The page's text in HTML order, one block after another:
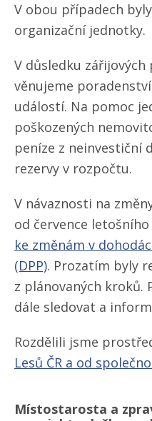
V obou případech
organizační jednotky.
V důsledku
věnujeme
událostí. Na pomoc
poškozených
peníze z neinvestiční
rezervy v rozpočtu.
V návaznosti na
od července
ke změnám v
(DPP). Prozatím byly
z plánovaných kroků.
dále sledovat a
Rozdělili jsme
Lesů ČR a od
Místostarosta a